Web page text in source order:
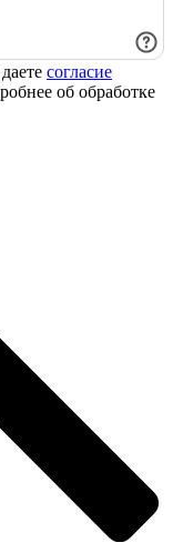
согласие
об обработке